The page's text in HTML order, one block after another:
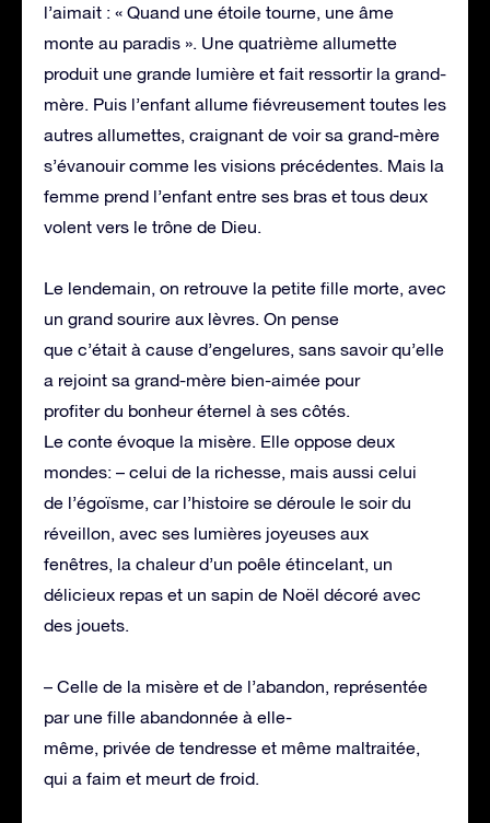
l’aimait : « Quand une étoile tourne, une âme
monte au paradis ». Une quatrième allumette
produit une grande lumière et fait ressortir la grand-
mère. Puis l’enfant allume fiévreusement toutes les
autres allumettes, craignant de voir sa grand-mère
s’évanouir comme les visions précédentes. Mais la
femme prend l’enfant entre ses bras et tous deux
volent vers le trône de Dieu.
Le lendemain, on retrouve la petite fille morte, avec
un grand sourire aux lèvres. On pense
que c’était à cause d’engelures, sans savoir qu’elle
a rejoint sa grand-mère bien-aimée pour
profiter du bonheur éternel à ses côtés.
Le conte évoque la misère. Elle oppose deux
mondes: – celui de la richesse, mais aussi celui
de l’égoïsme, car l’histoire se déroule le soir du
réveillon, avec ses lumières joyeuses aux
fenêtres, la chaleur d’un poêle étincelant, un
délicieux repas et un sapin de Noël décoré avec
des jouets.
– Celle de la misère et de l’abandon, représentée
par une fille abandonnée à elle-
même, privée de tendresse et même maltraitée,
qui a faim et meurt de froid.